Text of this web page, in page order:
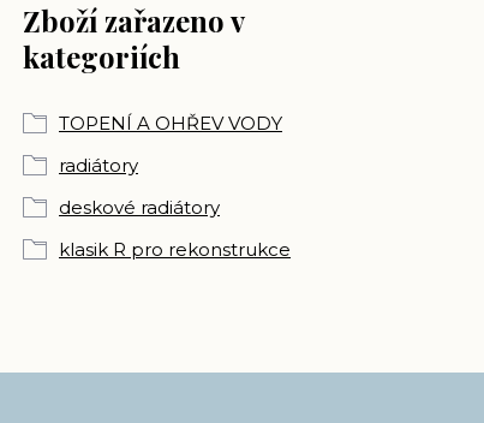
Zboží zařazeno v
kategoriích
TOPENÍ A OHŘEV VODY
radiátory
deskové radiátory
klasik R pro rekonstrukce